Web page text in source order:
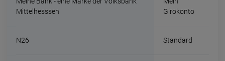
Mittelhesssen
Girokonto
N26 Standard